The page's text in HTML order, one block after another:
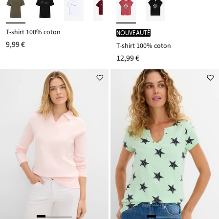
T-shirt 100% coton
9,99 €
Nouveauté
T-shirt 100% coton
12,99 €